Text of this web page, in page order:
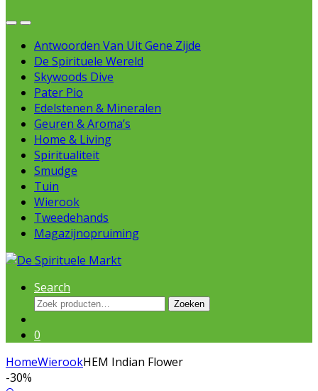
OpenClose
Antwoorden Van Uit Gene Zijde
De Spirituele Wereld
Skywoods Dive
Pater Pio
Edelstenen & Mineralen
Geuren & Aroma’s
Home & Living
Spiritualiteit
Smudge
Tuin
Wierook
Tweedehands
Magazijnopruiming
Search
Zoeken
Zoeken
0
HomeWierookHEM Indian Flower
-30%